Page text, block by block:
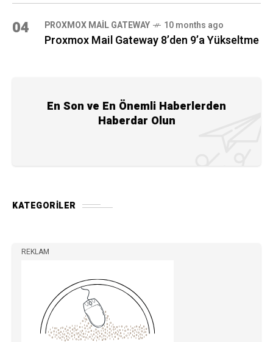
04 PROXMOX MAIL GATEWAY 10 months ago
Proxmox Mail Gateway 8’den 9’a Yükseltme
En Son ve En Önemli Haberlerden
Haberdar Olun
KATEGORILER
REKLAM